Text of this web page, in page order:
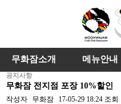
무화잠소개 메뉴안내
공지사항
무화잠 전지점 포장 10%할인
작성자 무화잠 17-05-29 18:24 조회